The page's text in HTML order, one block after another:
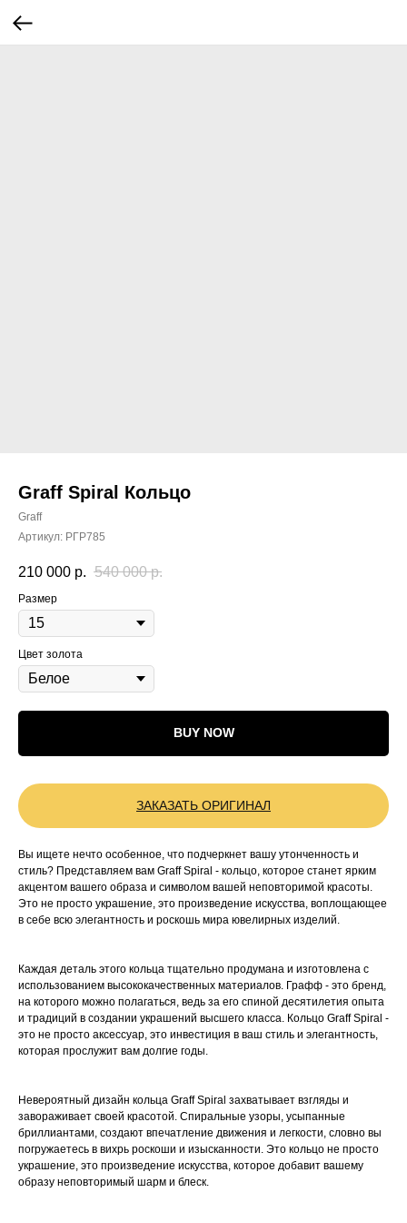
Graff Spiral Кольцо
Graff
Артикул: РГР785
210 000 р. 540 000 р.
Размер
Цвет золота
BUY NOW
ЗАКАЗАТЬ ОРИГИНАЛ
Вы ищете нечто особенное, что подчеркнет вашу утонченность и
стиль? Представляем вам Graff Spiral - кольцо, которое станет ярким
акцентом вашего образа и символом вашей неповторимой красоты.
Это не просто украшение, это произведение искусства, воплощающее
в себе всю элегантность и роскошь мира ювелирных изделий.
Каждая деталь этого кольца тщательно продумана и изготовлена с
использованием высококачественных материалов. Графф - это бренд,
на которого можно полагаться, ведь за его спиной десятилетия опыта
и традиций в создании украшений высшего класса. Кольцо Graff Spiral -
это не просто аксессуар, это инвестиция в ваш стиль и элегантность,
которая прослужит вам долгие годы.
Невероятный дизайн кольца Graff Spiral захватывает взгляды и
завораживает своей красотой. Спиральные узоры, усыпанные
бриллиантами, создают впечатление движения и легкости, словно вы
погружаетесь в вихрь роскоши и изысканности. Это кольцо не просто
украшение, это произведение искусства, которое добавит вашему
образу неповторимый шарм и блеск.